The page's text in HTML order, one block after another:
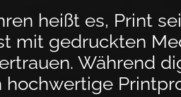
heißt es, Print
mit gedruckten
Während
hochwertige